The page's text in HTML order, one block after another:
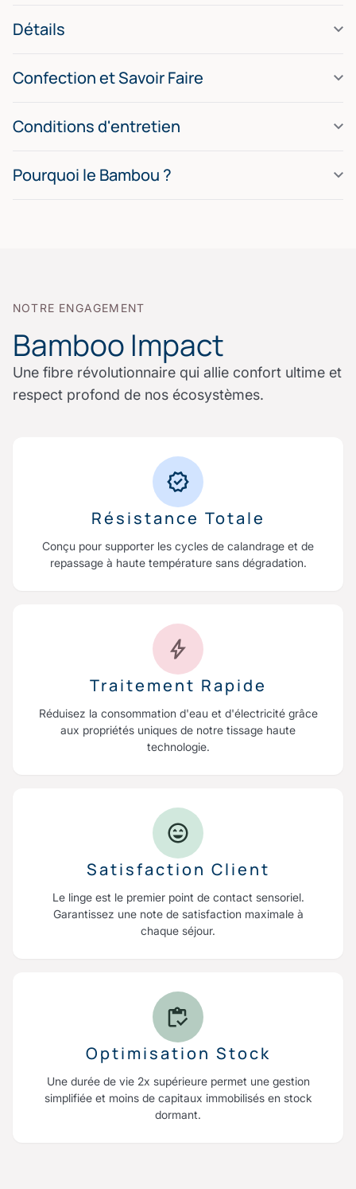
Détails
Confection et Savoir Faire
Conditions d'entretien
Pourquoi le Bambou ?
NOTRE ENGAGEMENT
Bamboo Impact
Une fibre révolutionnaire qui allie confort ultime et
respect profond de nos écosystèmes.
Résistance Totale
Conçu pour supporter les cycles de calandrage et de
repassage à haute température sans dégradation.
Traitement Rapide
Réduisez la consommation d'eau et d'électricité grâce
aux propriétés uniques de notre tissage haute
technologie.
Satisfaction Client
Le linge est le premier point de contact sensoriel.
Garantissez une note de satisfaction maximale à
chaque séjour.
Optimisation Stock
Une durée de vie 2x supérieure permet une gestion
simplifiée et moins de capitaux immobilisés en stock
dormant.